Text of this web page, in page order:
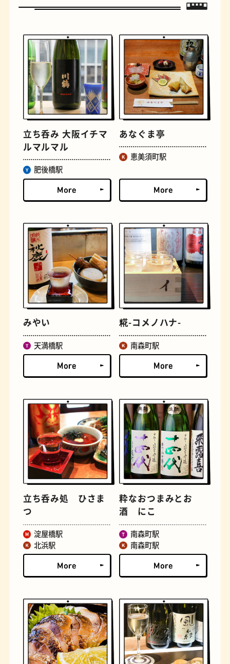
遊具 オムライス
お好み焼き
握り寿司 花屋
おいもスイーツ
立ち呑み 大阪イチマ
ルマルマル
肥後橋駅
あなぐま亭
恵美須町駅
みやい
天満橋駅
糀-コメノハナ-
南森町駅
立ち呑み処 ひさま
つ
淀屋橋駅
北浜駅
粋なおつまみとお
酒 にこ
南森町駅
南森町駅